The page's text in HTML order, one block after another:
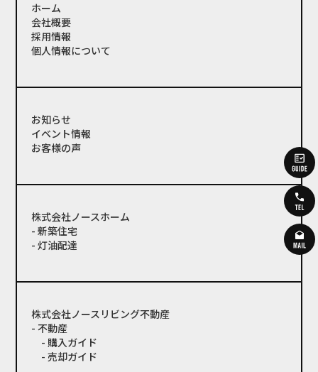
ホーム
会社概要
採用情報
個人情報について
お知らせ
イベント情報
お客様の声
株式会社ノースホーム
- 新築住宅
- 灯油配達
株式会社ノースリビング不動産
- 不動産
- 購入ガイド
- 売却ガイド